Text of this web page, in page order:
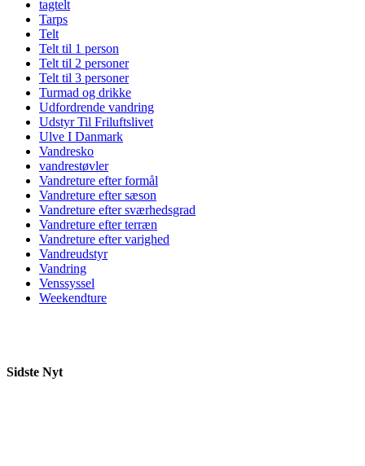
tagtelt
Tarps
Telt
Telt til 1 person
Telt til 2 personer
Telt til 3 personer
Turmad og drikke
Udfordrende vandring
Udstyr Til Friluftslivet
Ulve I Danmark
Vandresko
vandrestøvler
Vandreture efter formål
Vandreture efter sæson
Vandreture efter sværhedsgrad
Vandreture efter terræn
Vandreture efter varighed
Vandreudstyr
Vandring
Venssyssel
Weekendture
Sidste Nyt